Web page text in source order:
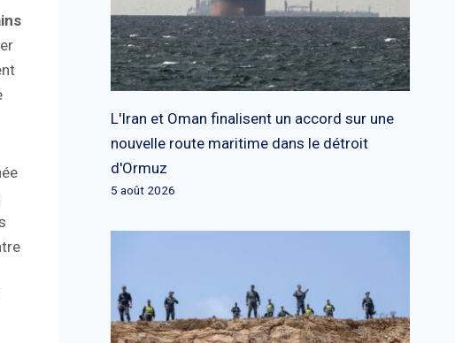
L'Iran et Oman finalisent un accord sur une
nouvelle route maritime dans le détroit
d'Ormuz
5 août 2026